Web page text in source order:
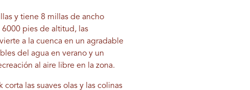
y tiene 8 millas de ancho
6000 pies de altitud, las
a la cuenca en un agradable
del agua en verano y un
al aire libre en la zona.
las suaves olas y las colinas